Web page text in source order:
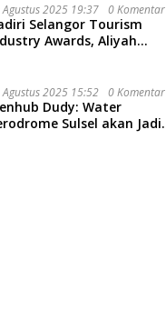
Agustus 2025 19:37 0 Komentar
Selangor Tourism
Awards, Aliyah
Agustus 2025 15:52 0 Komentar
Dudy: Water
Sulsel akan Jadi